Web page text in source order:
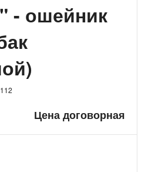
- ошейник
112
Цена договорная